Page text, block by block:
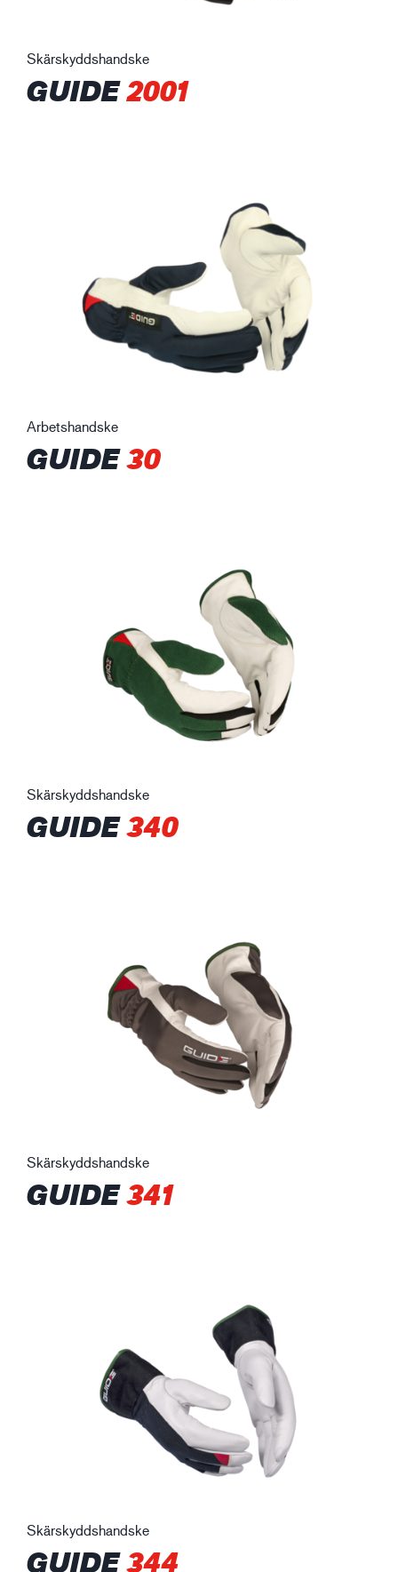
Skärskyddshandske
GUIDE2001
Arbetshandske
GUIDE30
Skärskyddshandske
GUIDE340
Skärskyddshandske
GUIDE341
Skärskyddshandske
GUIDE344